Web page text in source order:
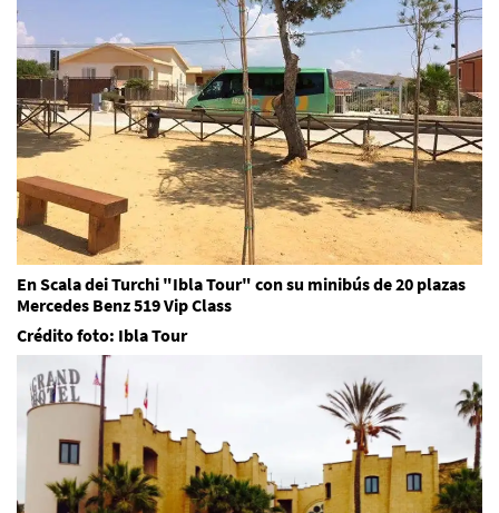
En Scala dei Turchi "Ibla Tour" con su minibús de 20 plazas
Mercedes Benz 519 Vip Class
Crédito foto: Ibla Tour